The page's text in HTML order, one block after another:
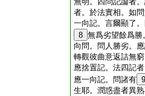
者。於法實相。如
一向記。言爾顯了
8 無爲劣望餘爲
向問。問人勝劣。
轉觀彼曲意返詰無
應捨置記。法四記
應一向記。問諸有 9
生耶。潤惑盡者異